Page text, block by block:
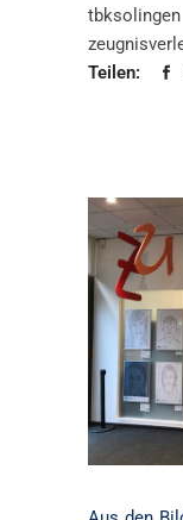
tbksolingen
Teilen: